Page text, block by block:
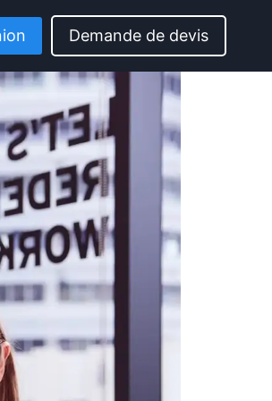
Demande de devis